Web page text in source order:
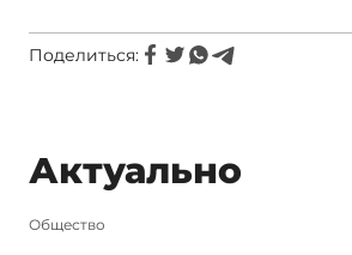
Поделиться:
Актуально
Общество